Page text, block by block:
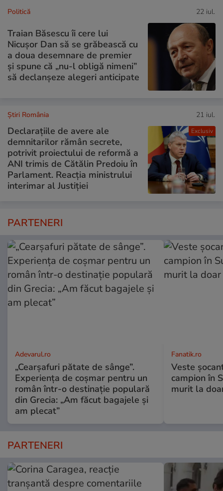
Politică 22 iul.
Traian Băsescu îi cere lui
Nicușor Dan să se grăbească cu
a doua desemnare de premier
și spune că „nu-l obligă nimeni”
să declanșeze alegeri anticipate
Exclusiv
Știri România 21 iul.
Declarațiile de avere ale
demnitarilor rămân secrete,
potrivit proiectului de reformă a
ANI trimis de Cătălin Predoiu în
Parlament. Reacția ministrului
interimar al Justiției
PARTENERI
Adevarul.ro
„Cearșafuri pătate de sânge”.
Experiența de coșmar pentru un
român într-o destinație populară
din Grecia: „Am făcut bagajele și
am plecat”
Fanatik.ro
Veste
campion în
murit la
PARTENERI